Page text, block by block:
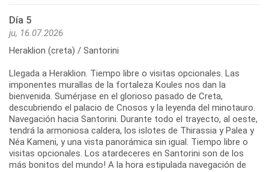
Día 5
ju, 16.07.2026
Heraklion (creta) / Santorini
Llegada a Heraklion. Tiempo libre o visitas opcionales. Las
imponentes murallas de la fortaleza Koules nos dan la
bienvenida. Sumérjase en el glorioso pasado de Creta,
descubriendo el palacio de Cnosos y la leyenda del minotauro.
Navegación hacia Santorini. Durante todo el trayecto, al oeste,
tendrá la armoniosa caldera, los islotes de Thirassia y Palea y
Néa Kameni, y una vista panorámica sin igual. Tiempo libre o
visitas opcionales. Los atardeceres en Santorini son de los
más bonitos del mundo! A la hora estipulada navegación de